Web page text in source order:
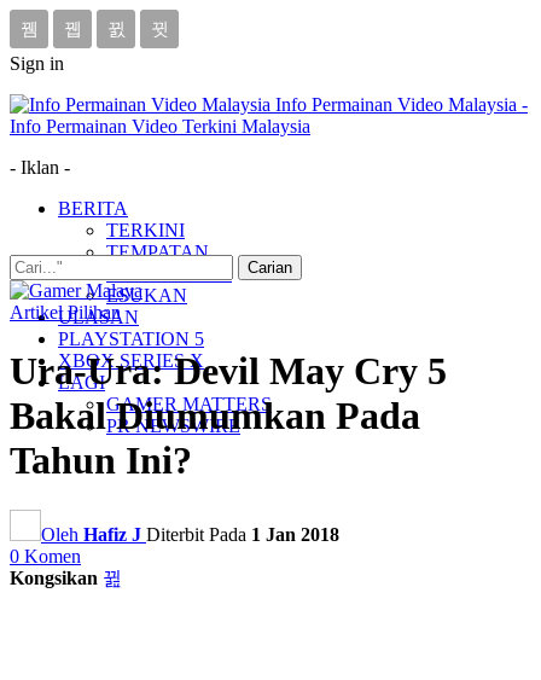
Sign in
Info Permainan Video Malaysia -
Info Permainan Video Terkini Malaysia
- Iklan -
BERITA
TERKINI
TEMPATAN
ESUKAN
ULASAN
PLAYSTATION 5
XBOX SERIES X
LAGI
GAMER MATTERS
PR NEWSWIRE
Artikel Pilihan
Ura-Ura: Devil May Cry 5
Bakal Diumumkan Pada
Tahun Ini?
Oleh Hafiz J Diterbit Pada 1 Jan 2018
0 Komen
Kongsikan